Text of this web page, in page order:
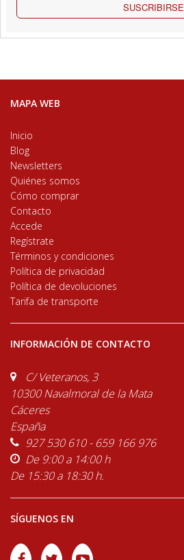
SUSCRIBIRSE
MAPA WEB
Inicio
Blog
Newsletters
Quiénes somos
Cómo comprar
Contacto
Accede
Regístrate
Términos y condiciones
Política de privacidad
Política de devoluciones
Tarifa de transporte
INFORMACIÓN DE CONTACTO
C/ Veteranos, 3
10300 Navalmoral de la Mata
Cáceres
España
927 530 610 - 659 166 976
De 9:00 a 14:00 h
De 15:30 a 18:30 h.
SÍGUENOS EN